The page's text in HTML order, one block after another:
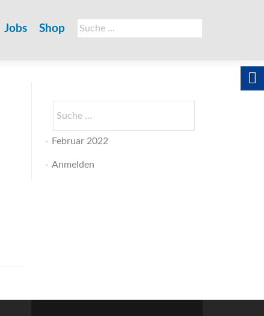
Suche
nach:
Jobs Shop
nach:
Februar 2022
Anmelden